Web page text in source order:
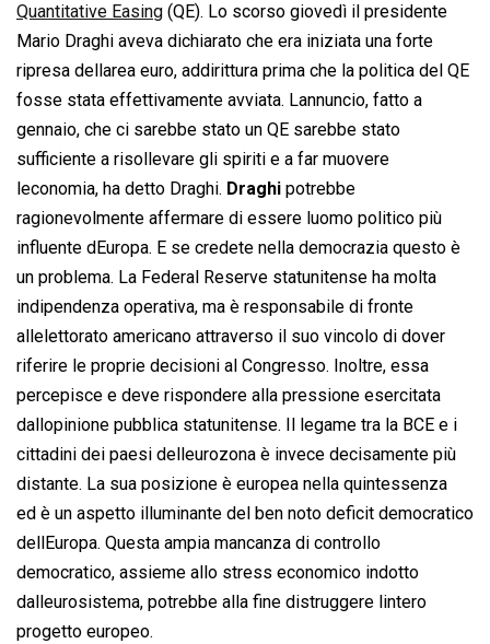
Quantitative Easing (QE). Lo scorso giovedì il presidente
Mario Draghi aveva dichiarato che era iniziata una forte
ripresa dellarea euro, addirittura prima che la politica del QE
fosse stata effettivamente avviata. Lannuncio, fatto a
gennaio, che ci sarebbe stato un QE sarebbe stato
sufficiente a risollevare gli spiriti e a far muovere
leconomia, ha detto Draghi. Draghi potrebbe
ragionevolmente affermare di essere luomo politico più
influente dEuropa. E se credete nella democrazia questo è
un problema. La Federal Reserve statunitense ha molta
indipendenza operativa, ma è responsabile di fronte
allelettorato americano attraverso il suo vincolo di dover
riferire le proprie decisioni al Congresso. Inoltre, essa
percepisce e deve rispondere alla pressione esercitata
dallopinione pubblica statunitense. Il legame tra la BCE e i
cittadini dei paesi delleurozona è invece decisamente più
distante. La sua posizione è europea nella quintessenza 
ed è un aspetto illuminante del ben noto deficit democratico
dellEuropa. Questa ampia mancanza di controllo
democratico, assieme allo stress economico indotto
dalleurosistema, potrebbe alla fine distruggere lintero
progetto europeo.